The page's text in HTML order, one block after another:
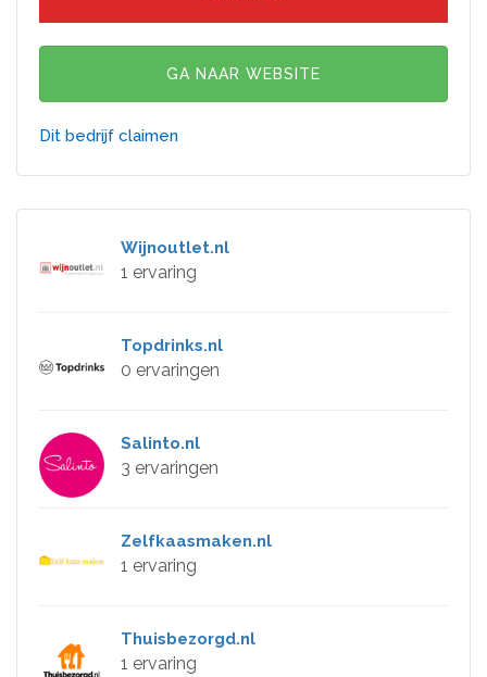
GA NAAR WEBSITE
Dit bedrijf claimen
Wijnoutlet.nl
1 ervaring
Topdrinks.nl
0 ervaringen
Salinto.nl
3 ervaringen
Zelfkaasmaken.nl
1 ervaring
Thuisbezorgd.nl
1 ervaring